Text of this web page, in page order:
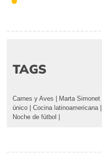
TAGS
Carnes y Aves | Marta Simonet
único | Cocina latinoamericana |
Noche de fútbol |